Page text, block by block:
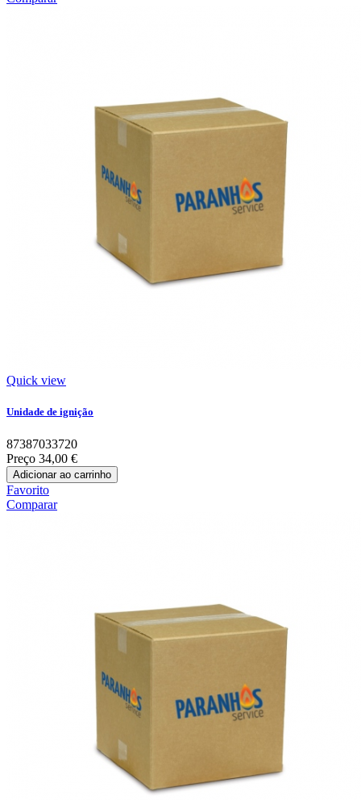
Quick view
Unidade de ignição
87387033720
Preço 34,00 €
Adicionar ao carrinho
Favorito
Comparar